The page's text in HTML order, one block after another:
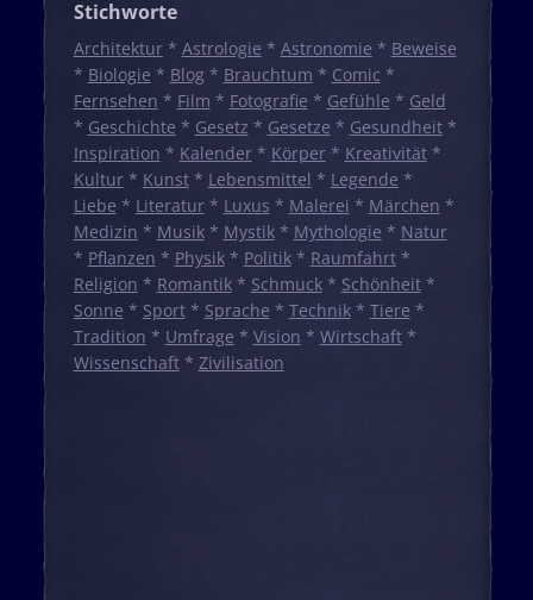
Stichworte
Architektur* Astrologie * Astronomie * Beweise
* Biologie * Blog* Brauchtum * Comic *
Fernsehen * Film * Fotografie * Gefühle * Geld
* Geschichte * Gesetz * Gesetze * Gesundheit*
Inspiration * Kalender* Körper* Kreativität*
Kultur* Kunst* Lebensmittel * Legende *
Liebe * Literatur* Luxus * Malerei * Märchen *
Medizin * Musik* Mystik* Mythologie * Natur
* Pflanzen * Physik* Politik* Raumfahrt*
Religion * Romantik* Schmuck* Schönheit*
Sonne * Sport* Sprache * Technik* Tiere *
Tradition * Umfrage * Vision * Wirtschaft*
Wissenschaft* Zivilisation